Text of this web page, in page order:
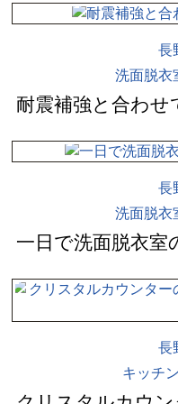
長
洗面脱衣
耐震補強と合わせ
長
洗面脱衣
一日で洗面脱衣室
長
キッチ